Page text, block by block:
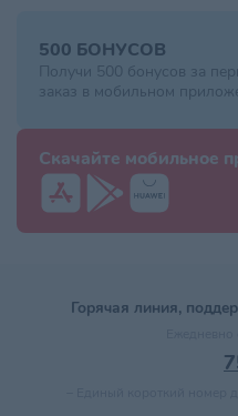
500 БОНУСОВ
Получи 500 бонусов за
заказ в мобильном
Скачайте мобильное
Горячая линия,